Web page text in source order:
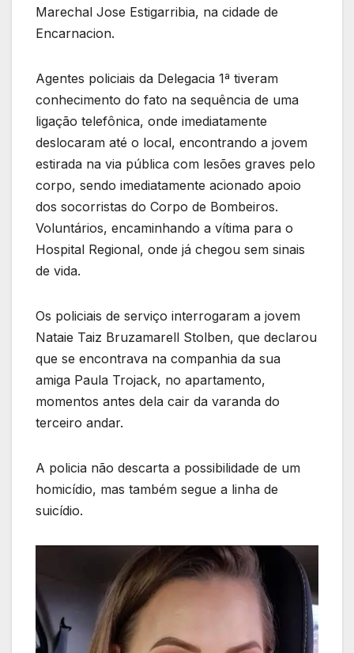
Marechal Jose Estigarribia, na cidade de
Encarnacion.
Agentes policiais da Delegacia 1ª tiveram
conhecimento do fato na sequência de uma
ligação telefônica, onde imediatamente
deslocaram até o local, encontrando a jovem
estirada na via pública com lesões graves pelo
corpo, sendo imediatamente acionado apoio
dos socorristas do Corpo de Bombeiros.
Voluntários, encaminhando a vítima para o
Hospital Regional, onde já chegou sem sinais
de vida.
Os policiais de serviço interrogaram a jovem
Nataie Taiz Bruzamarell Stolben, que declarou
que se encontrava na companhia da sua
amiga Paula Trojack, no apartamento,
momentos antes dela cair da varanda do
terceiro andar.
A policia não descarta a possibilidade de um
homicídio, mas também segue a linha de
suicídio.